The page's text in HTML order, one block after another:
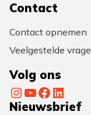
Contact
Contact opnemen
Veelgestelde
Volg ons
InstagramYouTube Facebook LinkedIn
Nieuwsbrief